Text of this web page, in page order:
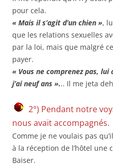
pour cela.
« Mais il s’agit d’un chien »,
que les relations sexuelles
par la loi, mais que malgré
payer.
« Vous ne comprenez pas, lui
j’ai neuf ans »... Il me jeta
2°) Pendant notre
nous avait accompagnés.
Comme je ne voulais pas
à la réception de l’hôtel
Baiser.